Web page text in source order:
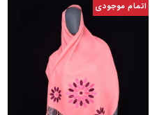
اتمام موجودی